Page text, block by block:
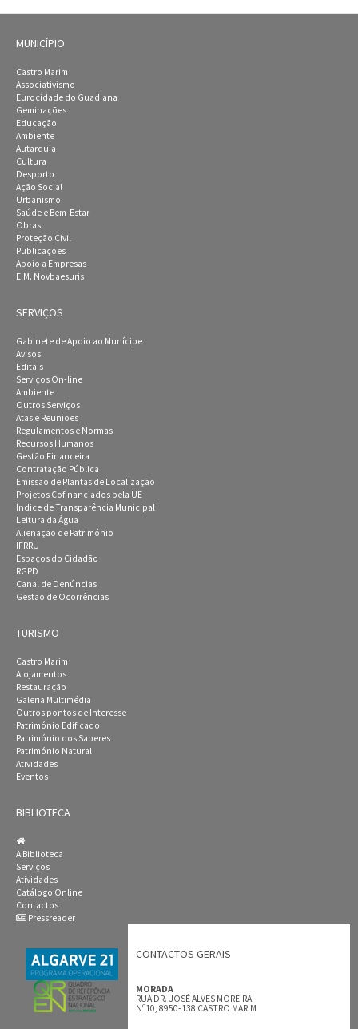
MUNICÍPIO
Castro Marim
Associativismo
Eurocidade do Guadiana
Geminações
Educação
Ambiente
Autarquia
Cultura
Desporto
Ação Social
Urbanismo
Saúde e Bem-Estar
Obras
Proteção Civil
Publicações
Apoio a Empresas
E.M. Novbaesuris
SERVIÇOS
Gabinete de Apoio ao Munícipe
Avisos
Editais
Serviços On-line
Ambiente
Outros Serviços
Atas e Reuniões
Regulamentos e Normas
Recursos Humanos
Gestão Financeira
Contratação Pública
Emissão de Plantas de Localização
Projetos Cofinanciados pela UE
Índice de Transparência Municipal
Leitura da Água
Alienação de Património
IFRRU
Espaços do Cidadão
RGPD
Canal de Denúncias
Gestão de Ocorrências
TURISMO
Castro Marim
Alojamentos
Restauração
Galeria Multimédia
Outros pontos de Interesse
Património Edificado
Património dos Saberes
Património Natural
Atividades
Eventos
BIBLIOTECA
A Biblioteca
Serviços
Atividades
Catálogo Online
Contactos
Pressreader
CONTACTOS GERAIS
MORADA
RUA DR. JOSÉ ALVES MOREIRA
Nº10, 8950-138 CASTRO MARIM